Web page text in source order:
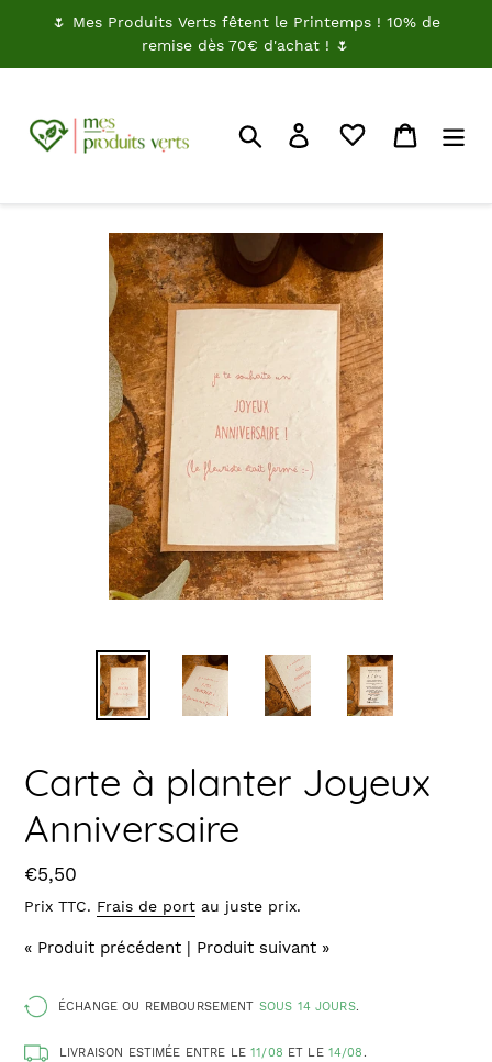
🌷 Mes Produits Verts fêtent le Printemps ! 10% de
remise dès 70€ d'achat ! 🌷
RechercherJe me connectePanier
Carte à planter Joyeux
Anniversaire
Prix
€5,50
Prix TTC. Frais de port au juste prix.
« Produit précédent Produit suivant »
ÉCHANGE OU REMBOURSEMENT SOUS 14 JOURS.
LIVRAISON ESTIMÉE ENTRE LE11/08 ET LE 14/08.